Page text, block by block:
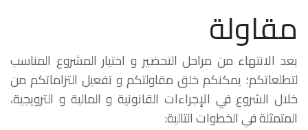
مقاولة
بعد الانتهاء من مراحل التحضير و اختيار المشروع المناسب
لتطلعاتكم؛ يمكنكم خلق مقاولتكم و تفعيل التزاماتكم من
خلال الشروع في الإجراءات القانونية و المالية و الترويجية،
المتمثلة في الخطوات التالية: